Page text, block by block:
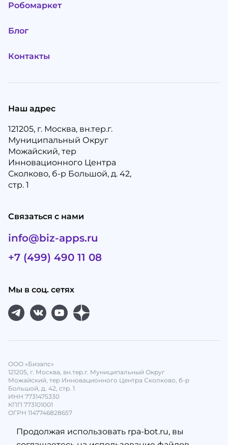
Робомаркет
Блог
Контакты
ООО «Бизапс»
121205, г. Москва, вн.тер.г. Муниципальный Округ
Можайский, тер Инновационного Центра Сколково, б-р
Большой, д. 42, стр. 1
ИНН 7731475330
КПП 773101001
ОГРН 1147746828657
Наш адрес
121205, г. Москва, вн.тер.г.
Муниципальный Округ
Можайский, тер
Инновационного Центра
Сколково, б-р Большой, д. 42,
стр. 1
Связаться с нами
info@biz-apps.ru
+7 (499) 490 11 08
Мы в соц. сетях
Продолжая использовать rpa-bot.ru, вы